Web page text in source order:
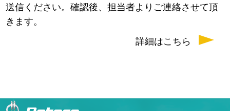
送信ください。確認後、担当者よりご連絡させて頂
きます。
詳細はこちら